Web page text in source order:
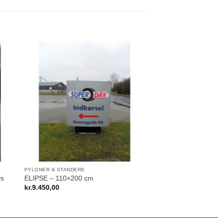
PYLONER & STANDERE
ELIPSE – 110×200 cm
kr.9.450,00